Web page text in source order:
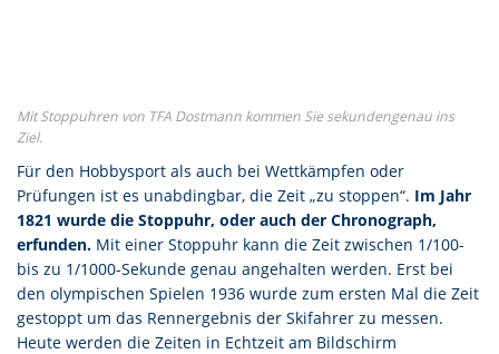
Mit Stoppuhren von TFA Dostmann kommen Sie sekundengenau ins
Ziel.
Für den Hobbysport als auch bei Wettkämpfen oder
Prüfungen ist es unabdingbar, die Zeit „zu stoppen“. Im Jahr
1821 wurde die Stoppuhr, oder auch der Chronograph,
erfunden. Mit einer Stoppuhr kann die Zeit zwischen 1/100-
bis zu 1/1000-Sekunde genau angehalten werden. Erst bei
den olympischen Spielen 1936 wurde zum ersten Mal die Zeit
gestoppt um das Rennergebnis der Skifahrer zu messen.
Heute werden die Zeiten in Echtzeit am Bildschirm